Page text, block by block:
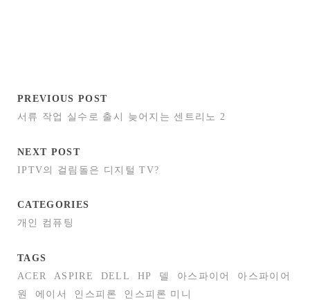
PREVIOUS POST
서류 작업 실수로 출시 늦어지는 센트리노 2
NEXT POST
IPTV의 걸림돌은 디지털 TV?
CATEGORIES
개인 컴퓨팅
TAGS
ACER
ASPIRE DELL HP 델 아스파이어
아스파이어
원
에이서 인스피론 인스피론 미니